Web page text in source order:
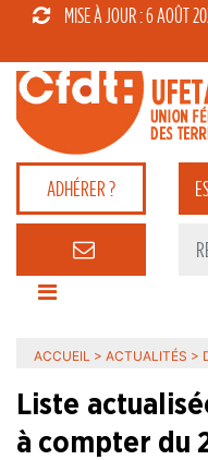
MISE À JOUR : 6 AOÛT
ADHÉRER ?
ACCUEIL > ACTUALITÉS >
Liste
à compter du